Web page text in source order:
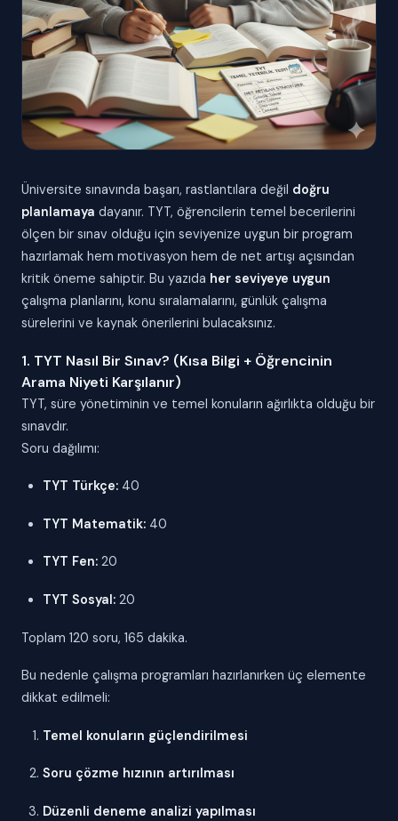
Üniversite sınavında başarı, rastlantılara değil doğru
planlamaya dayanır. TYT, öğrencilerin temel becerilerini
ölçen bir sınav olduğu için seviyenize uygun bir program
hazırlamak hem motivasyon hem de net artışı açısından
kritik öneme sahiptir. Bu yazıda her seviyeye uygun
çalışma planlarını, konu sıralamalarını, günlük çalışma
sürelerini ve kaynak önerilerini bulacaksınız.
1. TYT Nasıl Bir Sınav? (Kısa Bilgi + Öğrencinin
Arama Niyeti Karşılanır)
TYT, süre yönetiminin ve temel konuların ağırlıkta olduğu bir
sınavdır.
Soru dağılımı:
TYT Türkçe: 40
TYT Matematik: 40
TYT Fen: 20
TYT Sosyal: 20
Toplam 120 soru, 165 dakika.
Bu nedenle çalışma programları hazırlanırken üç elemente
dikkat edilmeli:
Temel konuların güçlendirilmesi
Soru çözme hızının artırılması
Düzenli deneme analizi yapılması